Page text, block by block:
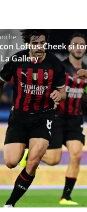
Loftus-Cheek si
Gallery